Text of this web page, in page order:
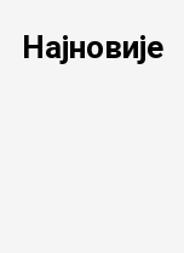
Најновије